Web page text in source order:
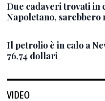
Due cadaveri trovati in
Napoletano, sarebbero
Il petrolio è in calo a
76,74 dollari
VIDEO